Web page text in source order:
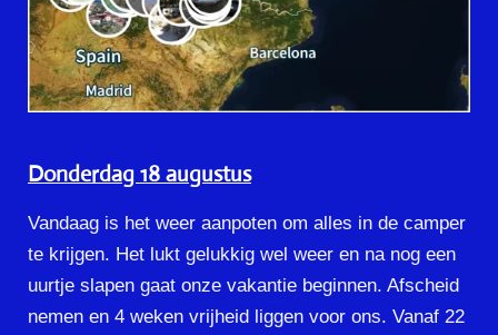
Donderdag 18 augustus
Vandaag is het weer aanpoten om alles in de camper
te krijgen. Het lukt gelukkig wel weer en na nog een
uurtje slapen gaat onze vakantie beginnen. Afscheid
nemen en 4 weken vrijheid liggen voor ons. Vanaf 22